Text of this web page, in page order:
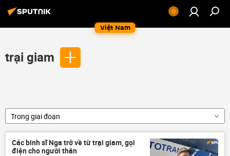
Việt Nam
trại giam
Trong giai đoạn
Các binh sĩ Nga trở về từ trại giam, gọi
điện cho người thân